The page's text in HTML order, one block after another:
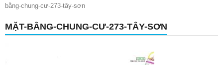
bằng-chung-cư-273-tây-sơn
MẶT-BẰNG-CHUNG-CƯ-273-TÂY-SƠN